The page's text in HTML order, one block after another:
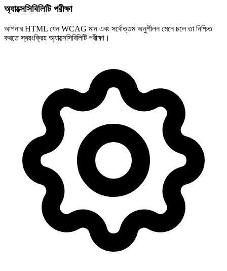
অ্যাক্সেসিবিলিটি পরীক্ষা
আপনার HTML যেন WCAG মান এবং সর্বোত্তম অনুশীলন মেনে চলে তা নিশ্চিত
করতে স্বয়ংক্রিয় অ্যাক্সেসিবিলিটি পরীক্ষা।